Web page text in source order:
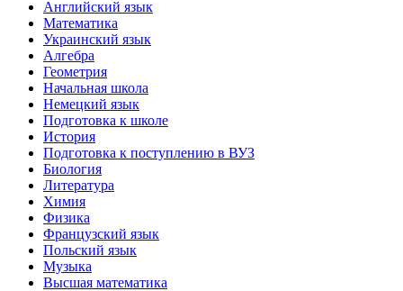
Английский язык
Математика
Украинский язык
Алгебра
Геометрия
Начальная школа
Немецкий язык
Подготовка к школе
История
Подготовка к поступлению в ВУЗ
Биология
Литература
Химия
Физика
Французский язык
Польский язык
Музыка
Высшая математика